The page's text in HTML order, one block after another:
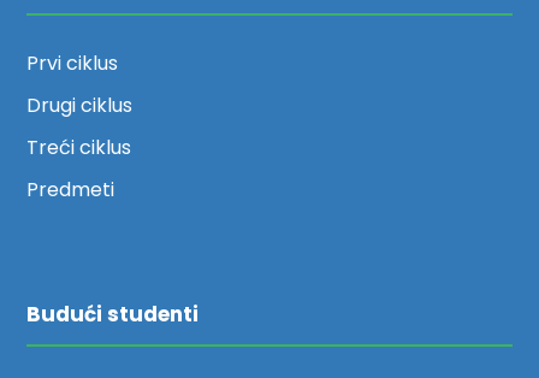
Prvi ciklus
Drugi ciklus
Treći ciklus
Predmeti
Budući studenti